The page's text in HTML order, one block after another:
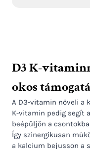
D3 K-
okos
A D3-vitamin növeli a
K-vitamin pedig segít
beépüljön a
Így szinergikusan
a kalcium bejusson a